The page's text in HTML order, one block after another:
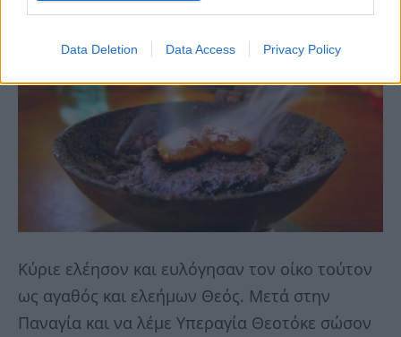
Data Deletion Data Access Privacy Policy
Κύριε ελέησον και ευλόγησαν τον οίκο τούτον
ως αγαθός και ελεήμων Θεός. Μετά στην
Παναγία και να λέμε Υπεραγία Θεοτόκε σώσον